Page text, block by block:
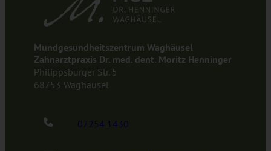
Mundgesundheitszentrum Waghäusel
Zahnarztpraxis Dr. med. dent. Moritz Henninger
Philippsburger Str. 5
68753 Waghäusel
07254 1430